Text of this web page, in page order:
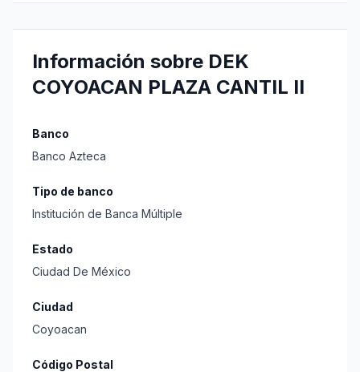
Información sobre DEK
COYOACAN PLAZA CANTIL II
Banco
Banco Azteca
Tipo de banco
Institución de Banca Múltiple
Estado
Ciudad De México
Ciudad
Coyoacan
Código Postal